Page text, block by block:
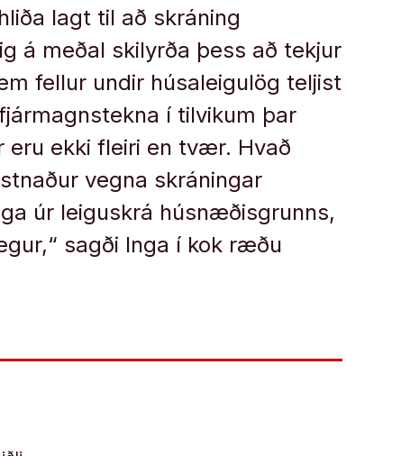
lagt til að skráning
á meðal skilyrða þess að tekjur
fellur undir húsaleigulög teljist
í tilvikum þar
eru ekki fleiri en tvær. Hvað
vegna skráningar
úr leiguskrá húsnæðisgrunns,
sagði Inga í kok ræðu